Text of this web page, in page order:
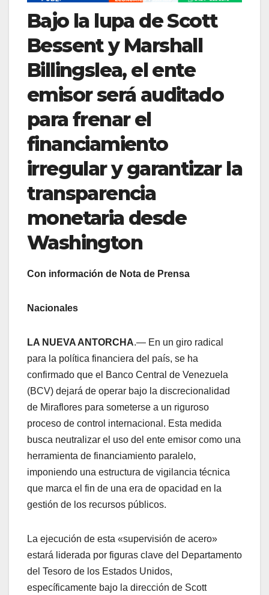
Bajo la lupa de Scott
Bessent y Marshall
Billingslea, el ente
emisor será auditado
para frenar el
financiamiento
irregular y garantizar la
transparencia
monetaria desde
Washington
Con información de Nota de Prensa
Nacionales
LA NUEVA ANTORCHA.— En un giro radical
para la política financiera del país, se ha
confirmado que el Banco Central de Venezuela
(BCV) dejará de operar bajo la discrecionalidad
de Miraflores para someterse a un riguroso
proceso de control internacional. Esta medida
busca neutralizar el uso del ente emisor como una
herramienta de financiamiento paralelo,
imponiendo una estructura de vigilancia técnica
que marca el fin de una era de opacidad en la
gestión de los recursos públicos.
​La ejecución de esta «supervisión de acero»
estará liderada por figuras clave del Departamento
del Tesoro de los Estados Unidos,
específicamente bajo la dirección de Scott